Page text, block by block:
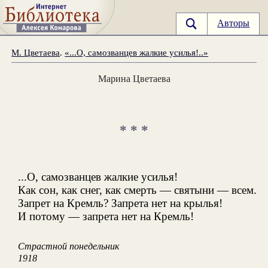
Авторы
М. Цветаева. «...О, самозванцев жалкие усилья!..»
Марина Цветаева
* * *
...О, самозванцев жалкие усилья!
Как сон, как снег, как смерть — святыни — всем.
Запрет на Кремль? Запрета нет на крылья!
И потому — запрета нет на Кремль!
Страстной понедельник
1918